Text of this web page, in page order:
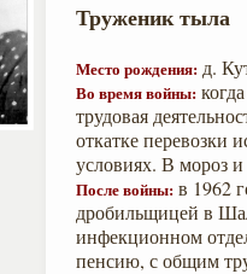
Труженик тыла
Место рождения: д.
Во время войны:
трудовая
откатке перевозки
условиях. В мороз
После войны: в 1962
дробильщицей в
инфекционном
пенсию, с общим